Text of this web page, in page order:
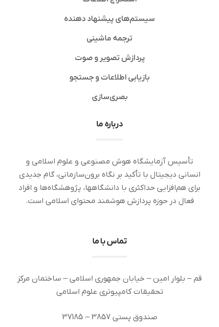
سیستم‌های پیشنهاد دهنده
ترجمه ماشینی
پردازش تصویر و صوت
بازیابی اطلاعات و جستجو
بصری‌سازی
درباره ما
تأسیس آزمایشگاه هوش مصنوعی و علوم اسلامی و
انسانی دیجیتال با تأکید بر نگاه برون‌سازمانی، گام جدیدی
برای هم‌افزایی حداکثری با دانشگاهها، پژوهشگاه‌ها و افراد
فعال در حوزه پردازش هوشمند محتوای اسلامی است.
تماس با ما
قم – بلوار امین – خیابان جمهوری اسلامی – ساختمان مرکز
تحقیقات کامپیوتری علوم اسلامی
صندوق پستی 3857 – 37185